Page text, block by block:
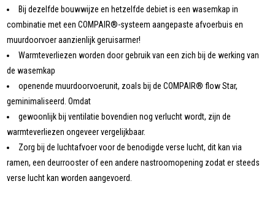
Bij dezelfde bouwwijze en hetzelfde debiet is een wasemkap in
combinatie met een COMPAIR®-systeem aangepaste afvoerbuis en
muurdoorvoer aanzienlijk geruisarmer!
Warmteverliezen worden door gebruik van een zich bij de werking van
de wasemkap
openende muurdoorvoerunit, zoals bij de COMPAIR® flow Star,
geminimaliseerd. Omdat
gewoonlijk bij ventilatie bovendien nog verlucht wordt, zijn de
warmteverliezen ongeveer vergelijkbaar.
Zorg bij de luchtafvoer voor de benodigde verse lucht, dit kan via
ramen, een deurrooster of een andere nastroomopening zodat er steeds
verse lucht kan worden aangevoerd.